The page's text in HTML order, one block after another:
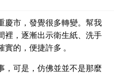
慶市，發覺很多轉變。幫我
裡，逐漸出示衛生紙、洗手
實的，便捷許多 。
，可是，仿佛並並不是那麼